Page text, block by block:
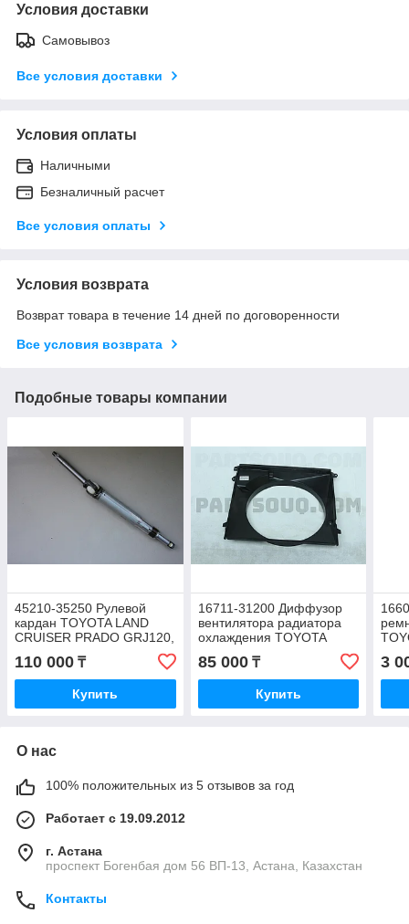
Условия доставки
Самовывоз
Все условия доставки
Условия оплаты
Наличными
Безналичный расчет
Все условия оплаты
Условия возврата
Возврат товара в течение 14 дней по договоренности
Все условия возврата
Подобные товары компании
45210-35250 Рулевой
кардан TOYOTA LAND
CRUISER PRADO GRJ120,
4RUNNER GRN215,
JAPAN
110 000 ₸
Купить
16711-31200 Диффузор
вентилятора радиатора
охлаждения TOYOTA
LAND CRUISER PRADO
GRJ120, JAPAN
85 000₸
Купить
3
О нас
100% положительных из 5 отзывов за год
Работает с 19.09.2012
г. Астана
проспект Богенбая дом 56 ВП-13, Астана, Казахстан
Контакты